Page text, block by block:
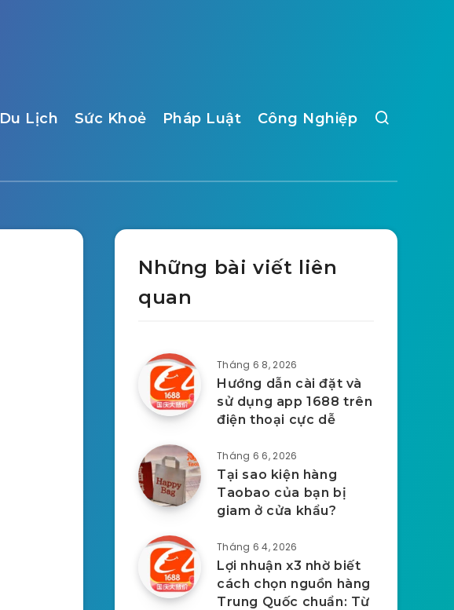
Du Lịch Sức Khoẻ Pháp Luật Công Nghiệp
Những bài viết liên
quan
Tháng 6 8, 2026
Hướng dẫn cài đặt và
sử dụng app 1688 trên
điện thoại cực dễ
Tháng 6 6, 2026
Tại sao kiện hàng
Taobao của bạn bị
giam ở cửa khẩu?
Tháng 6 4, 2026
Lợi nhuận x3 nhờ biết
cách chọn nguồn hàng
Trung Quốc chuẩn: Từ